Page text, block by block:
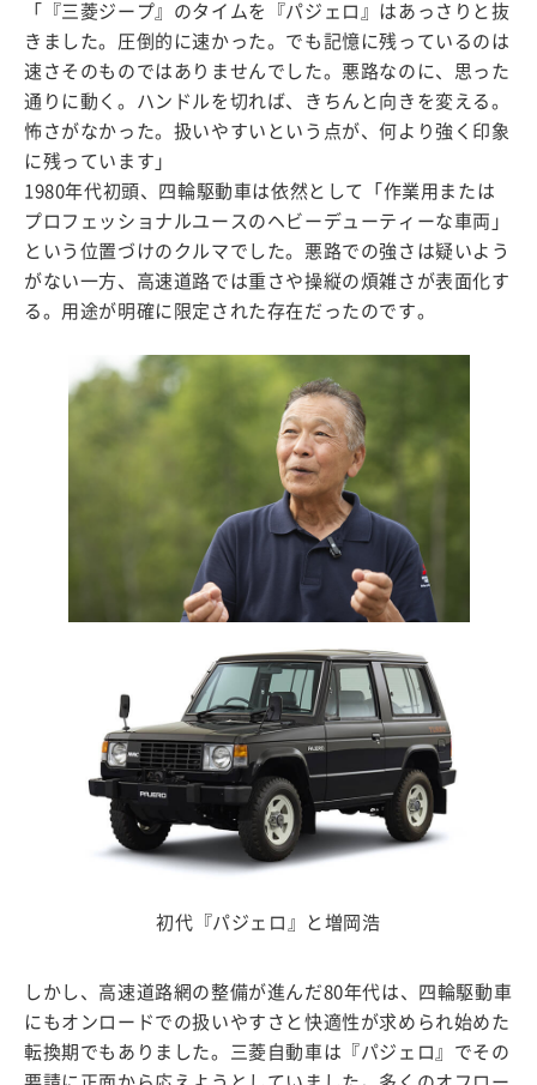
「『三菱ジープ』のタイムを『パジェロ』はあっさりと抜
きました。圧倒的に速かった。でも記憶に残っているのは
速さそのものではありませんでした。悪路なのに、思った
通りに動く。ハンドルを切れば、きちんと向きを変える。
怖さがなかった。扱いやすいという点が、何より強く印象
に残っています」
1980年代初頭、四輪駆動車は依然として「作業用または
プロフェッショナルユースのヘビーデューティーな車両」
という位置づけのクルマでした。悪路での強さは疑いよう
がない一方、高速道路では重さや操縦の煩雑さが表面化す
る。用途が明確に限定された存在だったのです。
初代『パジェロ』と増岡浩
しかし、高速道路網の整備が進んだ80年代は、四輪駆動車
にもオンロードでの扱いやすさと快適性が求められ始めた
転換期でもありました。三菱自動車は『パジェロ』でその